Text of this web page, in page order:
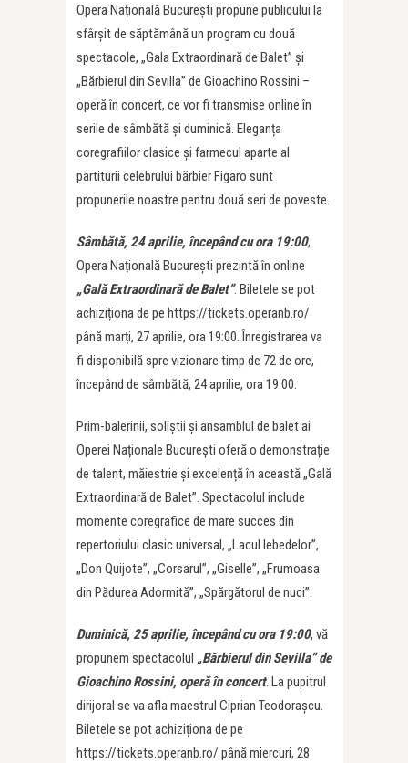
Opera Națională București propune publicului la
sfârșit de săptămână un program cu două
spectacole, „Gala Extraordinară de Balet” și
„Bărbierul din Sevilla” de Gioachino Rossini –
operă în concert, ce vor fi transmise online în
serile de sâmbătă și duminică. Eleganța
coregrafiilor clasice și farmecul aparte al
partiturii celebrului bărbier Figaro sunt
propunerile noastre pentru două seri de poveste.
Sâmbătă, 24 aprilie, începând cu ora 19:00,
Opera Națională București prezintă în online
„Gală Extraordinară de Balet”. Biletele se pot
achiziționa de pe https://tickets.operanb.ro/
până marți, 27 aprilie, ora 19:00. Înregistrarea va
fi disponibilă spre vizionare timp de 72 de ore,
începând de sâmbătă, 24 aprilie, ora 19:00.
Prim-balerinii, soliștii și ansamblul de balet ai
Operei Naționale București oferă o demonstrație
de talent, măiestrie și excelență în această „Gală
Extraordinară de Balet”. Spectacolul include
momente coregrafice de mare succes din
repertoriului clasic universal, „Lacul lebedelor”,
„Don Quijote”, „Corsarul”, „Giselle”, „Frumoasa
din Pădurea Adormită”, „Spărgătorul de nuci”.
Duminică, 25 aprilie, începând cu ora 19:00, vă
propunem spectacolul „Bărbierul din Sevilla” de
Gioachino Rossini, operă în concert. La pupitrul
dirijoral se va afla maestrul Ciprian Teodorașcu.
Biletele se pot achiziționa de pe
https://tickets.operanb.ro/ până miercuri, 28